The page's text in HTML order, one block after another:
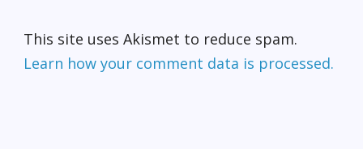
This site uses Akismet to reduce spam.
Learn how your comment data is processed.